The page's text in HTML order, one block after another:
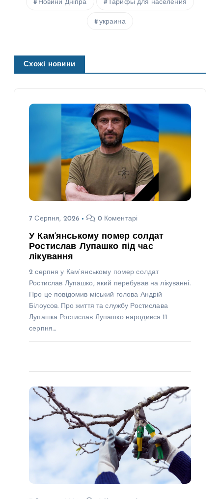
Новини Дніпра Тарифы для населения
украина
Схожі новини
7 Серпня, 2026 0 Коментарі
У Кам’янському помер солдат
Ростислав Лупашко під час
лікування
2 серпня у Кам’янському помер солдат
Ростислав Лупашко, який перебував на лікуванні.
Про це повідомив міський голова Андрій
Білоусов. Про життя та службу Ростислава
Лупашка Ростислав Лупашко народився 11
серпня…